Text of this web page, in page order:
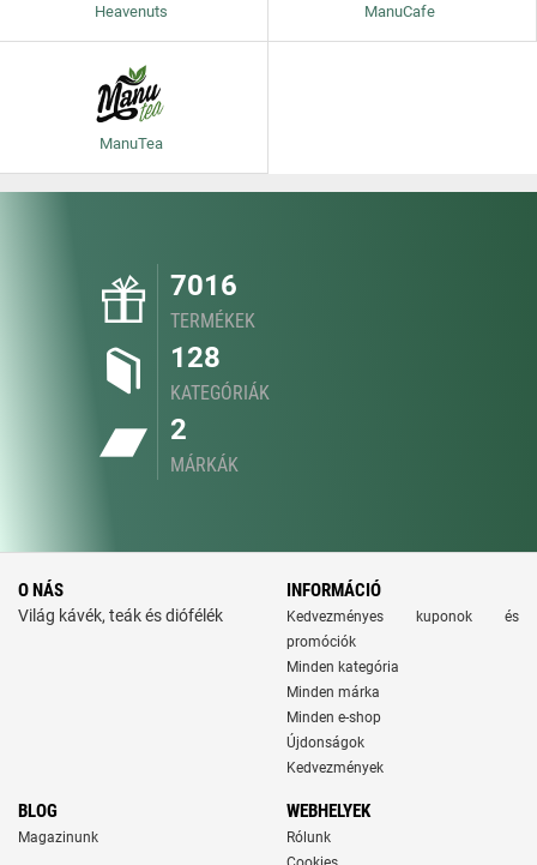
Heavenuts ManuCafe
ManuTea
7016
TERMÉKEK
128
KATEGÓRIÁK
2
MÁRKÁK
O NÁS
Világ kávék, teák és diófélék
INFORMÁCIÓ
Kedvezményes kuponok és
promóciók
Minden kategória
Minden márka
Minden e-shop
Újdonságok
Kedvezmények
BLOG
Magazinunk
WEBHELYEK
Rólunk